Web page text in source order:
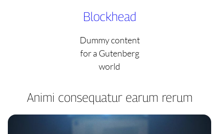
Blockhead
Dummy content
for a Gutenberg
world
Animi consequatur earum rerum